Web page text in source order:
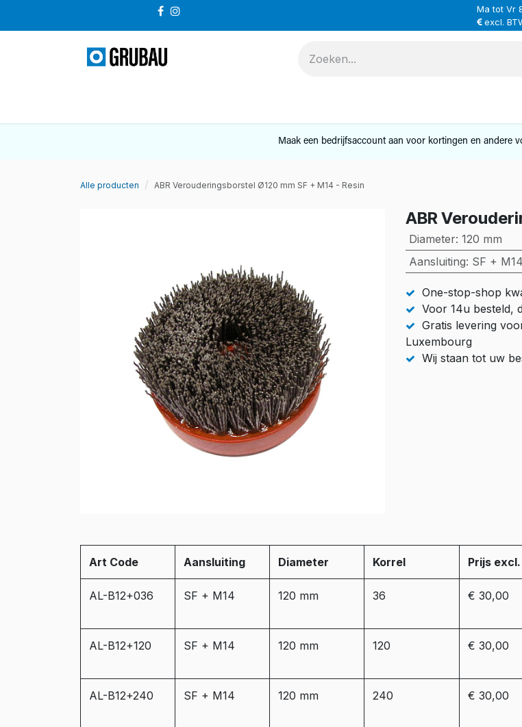
Ma tot Vr
excl.
Maak een bedrijfsaccount aan voor kortingen en andere
Alle producten ABR Verouderingsborstel Ø120 mm SF + M14 - Resin
ABR
Diameter: 120 mm
Aansluiting: SF + M14
One-stop-shop
Voor 14u besteld,
Gratis levering
Luxembourg
Wij staan tot uw
Art Code Aansluiting Diameter Korrel Prijs
AL-B12+036 SF + M14 120 mm 36 € 30,00
AL-B12+120 SF + M14 120 mm 120 € 30,00
AL-B12+240 SF + M14 120 mm 240 € 30,00